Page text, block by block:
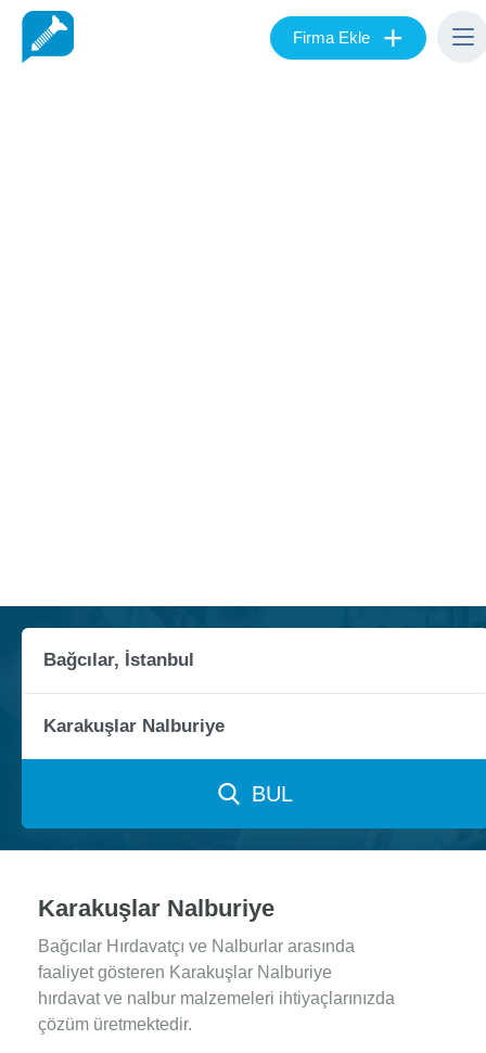
Firma Ekle +
BUL
Karakuşlar Nalburiye
Bağcılar Hırdavatçı ve Nalburlar arasında
faaliyet gösteren Karakuşlar Nalburiye
hırdavat ve nalbur malzemeleri ihtiyaçlarınızda
çözüm üretmektedir.